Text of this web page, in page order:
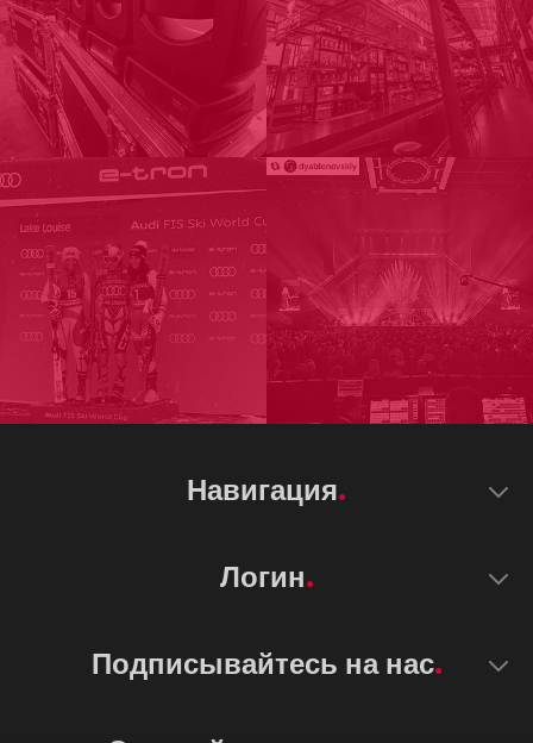
Навигация
Логин
Подписывайтесь на нас